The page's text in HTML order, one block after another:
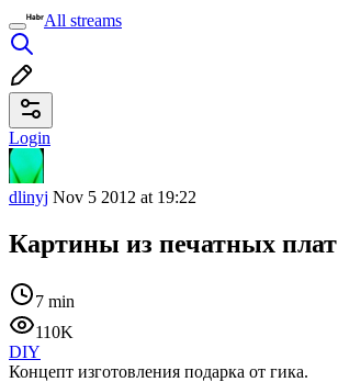
All streams
Login
dlinyj Nov 5 2012 at 19:22
Картины из печатных плат
7 min
110K
DIY
Концепт изготовления подарка от гика.